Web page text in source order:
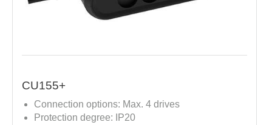
CU155+
Connection options: Max. 4 drives
Protection degree: IP20